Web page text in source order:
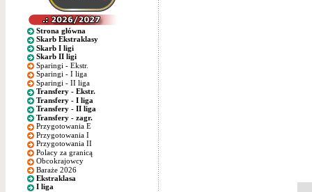
Strona główna
Skarb Ekstraklasy
Skarb I ligi
Skarb II ligi
Sparingi - Ekstr.
Sparingi - I liga
Sparingi - II liga
Transfery - Ekstr.
Transfery - I liga
Transfery - II liga
Transfery - zagr.
Przygotowania E
Przygotowania I
Przygotowania II
Polacy za granicą
Obcokrajowcy
Baraże 2026
Ekstraklasa
I liga